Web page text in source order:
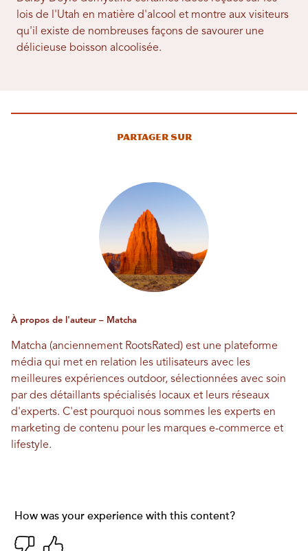
lois de l'Utah en matière d'alcool et montre aux visiteurs
qu'il existe de nombreuses façons de savourer une
délicieuse boisson alcoolisée.
Partager sur
À propos de l'auteur – Matcha
Matcha (anciennement RootsRated) est une plateforme
média qui met en relation les utilisateurs avec les
meilleures expériences outdoor, sélectionnées avec soin
par des détaillants spécialisés locaux et leurs réseaux
d'experts. C'est pourquoi nous sommes les experts en
marketing de contenu pour les marques e-commerce et
lifestyle.